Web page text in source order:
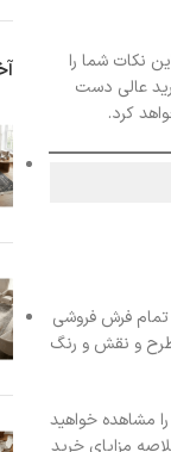
نکات شما را
عالی دست
کرد.
تمام فرش فروشی
طرح و نقش و رنگ
مشاهده خواهید
مزایای خرید